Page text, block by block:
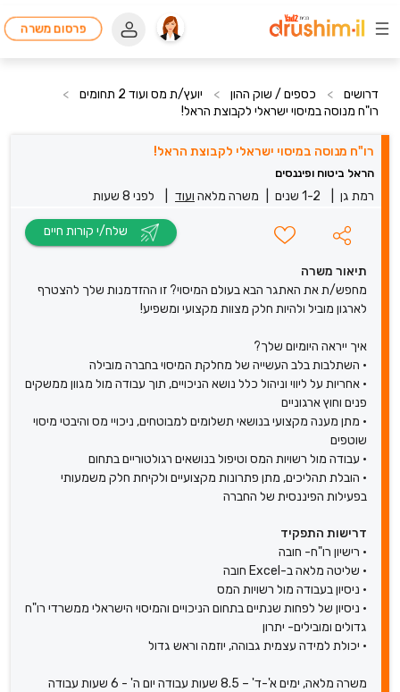
פרסום משרה
דרושים > כספים / שוק ההון > יועץ/ת מס ועוד 2 תחומים
>
רו"ח מנוסה במיסוי ישראלי לקבוצת הראל!
רו"ח מנוסה במיסוי ישראלי לקבוצת הראל!
הראל ביטוח ופיננסים
רמת גן 1-2 שנים משרה מלאה ועוד לפני 8 שעות
תיאור משרה
מחפש/ת את האתגר הבא בעולם המיסוי? זו ההזדמנות שלך להצטרף
לארגון מוביל ולהיות חלק מצוות מקצועי ומשפיע!
איך ייראה היומיום שלך?
• השתלבות בלב העשייה של מחלקת המיסוי בחברה מובילה
• אחריות על ליווי וניהול כלל נושא הניכויים, תוך עבודה מול מגוון ממשקים
פנים וחוץ ארגוניים
• מתן מענה מקצועי בנושאי תשלומים למבוטחים, ניכויי מס והיבטי מיסוי
שוטפים
• עבודה מול רשויות המס וטיפול בנושאים רגולטוריים בתחום
• הובלת תהליכים, מתן פתרונות מקצועיים ולקיחת חלק משמעותי
בפעילות הפיננסית של החברה
דרישות התפקיד
• רישיון רו"ח- חובה
• שליטה מלאה ב-Excel חובה
• ניסיון בעבודה מול רשויות המס
• ניסיון של לפחות שנתיים בתחום הניכויים והמיסוי הישראלי ממשרדי רו"ח
גדולים ומובילים- יתרון
• יכולת למידה עצמית גבוהה, יוזמה וראש גדול
משרה מלאה, ימים א'-ד' – 8.5 שעות עבודה יום ה' - 6 שעות עבודה